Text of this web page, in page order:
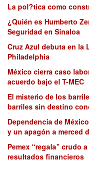
La pol?tica como
¿Quién es Humberto
Seguridad en Sinaloa
Cruz Azul debuta en la
Philadelphia
México cierra caso
acuerdo bajo el T-MEC
El misterio de los
barriles sin destino
Dependencia de
y un apagón a merced
Pemex “regala” crudo
resultados financieros